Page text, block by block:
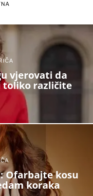
vjerovati da
toliko različite
Ofarbajte kosu
koraka